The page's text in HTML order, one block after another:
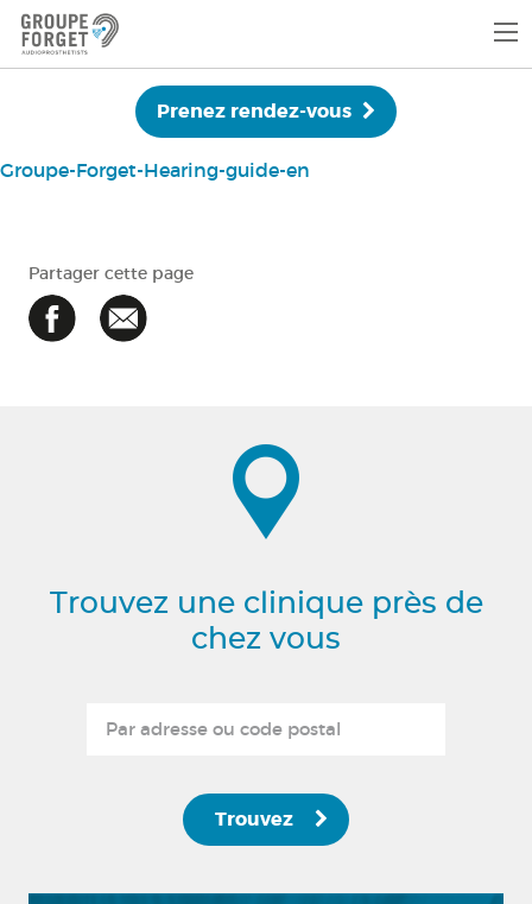
Prenez rendez-vous
Groupe-Forget-Hearing-guide-en
Partager cette page
Trouvez une clinique près de
chez vous
Trouvez